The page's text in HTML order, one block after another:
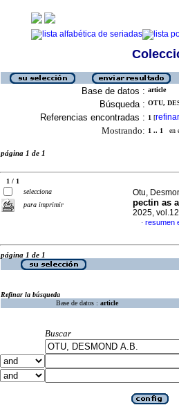
Base de datos : article
Búsqueda : OTU,
Referencias encontradas : 1 [refinar
Mostrando: 1 .. 1 en
página 1 de 1
1 / 1
selecciona
para imprimir
Otu,
pectin as
2025,
· resumen
página 1 de 1
Refinar la búsqueda
Base de datos : article
Buscar